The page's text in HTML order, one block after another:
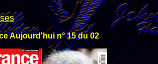
Aujourd'hui n° 15 du 02